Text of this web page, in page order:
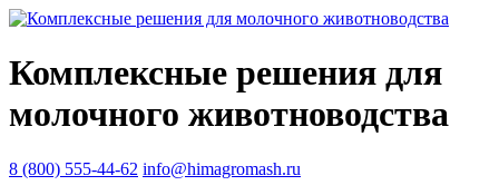
Комплексные решения для
молочного животноводства
8 (800) 555-44-62 info@himagromash.ru